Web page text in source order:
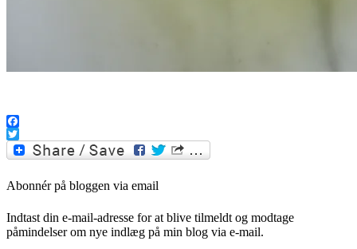
Facebook
Twitter
Abonnér på bloggen via email
Indtast din e-mail-adresse for at blive tilmeldt og modtage
påmindelser om nye indlæg på min blog via e-mail.